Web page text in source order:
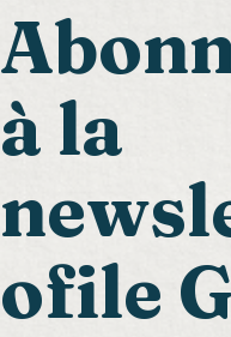
à la
ofile